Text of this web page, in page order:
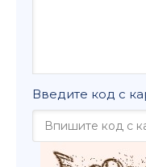
Введите код с